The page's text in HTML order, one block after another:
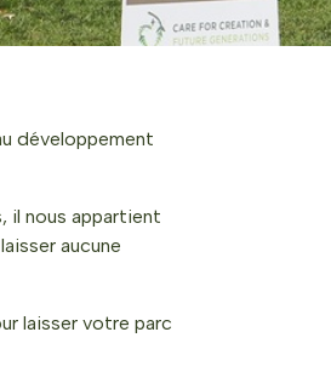
développement
il nous appartient
aucune
laisser votre parc